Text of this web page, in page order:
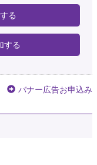
る
する
バナー広告お申込み